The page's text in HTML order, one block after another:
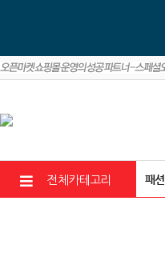
전체카테고리 패션